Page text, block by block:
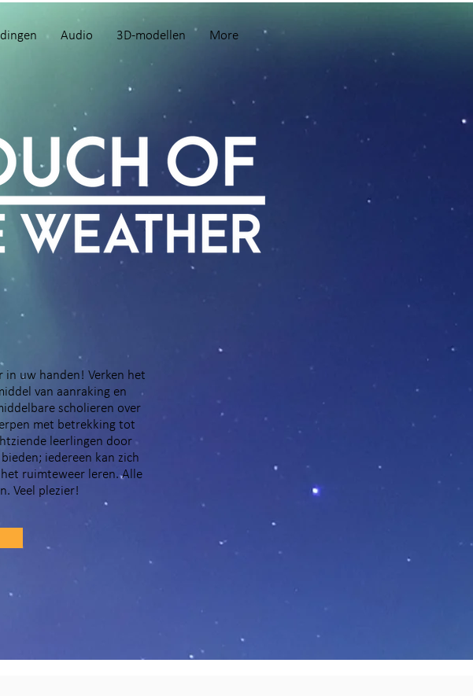
Audio 3D-modellen More
in uw handen! Verken het
van aanraking en
scholieren over
met betrekking tot
leerlingen door
iedereen kan zich
ruimteweer leren. Alle
Veel plezier!